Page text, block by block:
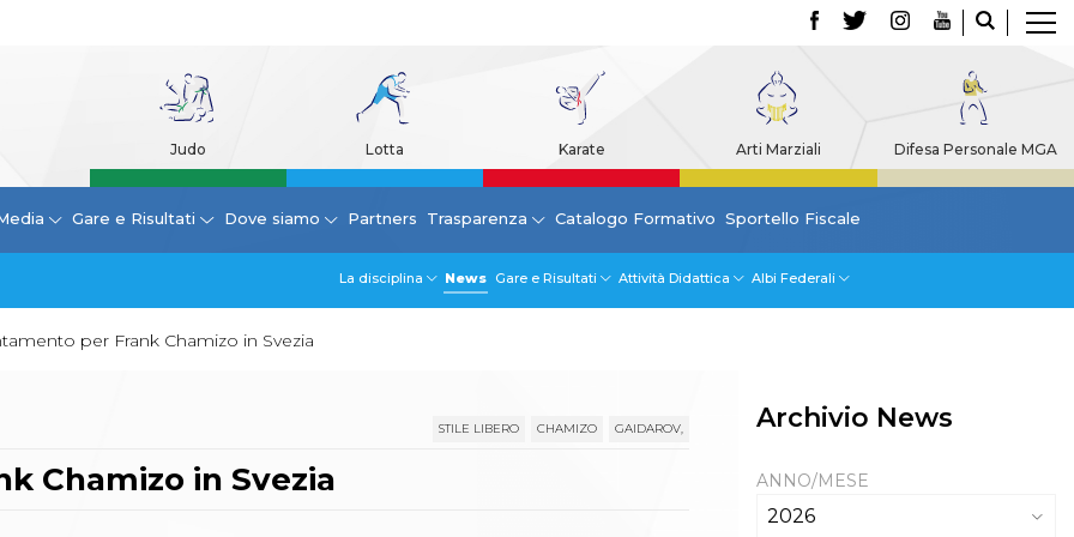
Judo Lotta Karate Arti Marziali Difesa Personale MGA
Gare e Risultati Dove siamo Partners Trasparenza Catalogo Formativo Sportello Fiscale
La disciplina News Gare e Risultati Attività Didattica Albi Federali
per Frank Chamizo in Svezia
STILE LIBERO CHAMIZO GAIDAROV,
Chamizo in Svezia
Archivio News
ANNO/MESE
2026